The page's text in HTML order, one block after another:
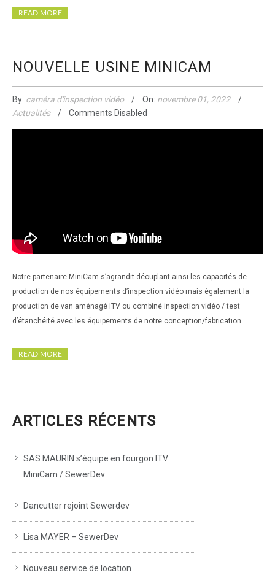
READ MORE
NOUVELLE USINE MINICAM
By: caméra d'inspection vidéo On: novembre 01, 2022
Actualités
Comments Disabled
Notre partenaire MiniCam s’agrandit décuplant ainsi les capacités de
production de nos équipements d’inspection vidéo mais également la
production de van aménagé ITV ou combiné inspection vidéo / test
d’étanchéité avec les équipements de notre conception/fabrication.
READ MORE
ARTICLES RÉCENTS
SAS MAURIN s’équipe en fourgon ITV
MiniCam / SewerDev
Dancutter rejoint Sewerdev
Lisa MAYER – SewerDev
Nouveau service de location